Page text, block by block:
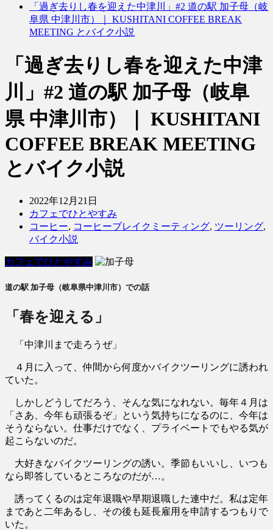
「過ぎ去りし春を迎えた中津川」#2 道の駅 加子母（岐
阜県 中津川市）｜ KUSHITANI COFFEE BREAK
MEETING とバイク小説
「過ぎ去りし春を迎えた中津
川」#2 道の駅 加子母（岐阜
県 中津川市）｜ KUSHITANI
COFFEE BREAK MEETING
とバイク小説
2022年12月21日
カフェでひとやすみ
コーヒー, コーヒーブレイクミーティング, ツーリング,
バイク小説
カフェでひとやすみ
道の駅 加子母（岐阜県中津川市）での話
「春を迎える」
「中津川まで走ろうぜ」
４月に入って、仲間から何度かバイクツーリングに誘われ
ていた。
しかしどうしてだろう、そんな気になれない。毎年４月は
「さあ、今年も頑張るぞ」という気持ちになるのに、今年は
そうならない。仕事だけでなく、プライベートでもやる気が
起こらないのだ。
大好きなバイクツーリングの誘い。季節もいいし、いつも
なら即答しているところなのだが…。
誘ってくるのは定年退職や早期退職した連中だ。私は定年
まであと二年あるし、その後も延長雇用を申請するつもりで
いた。